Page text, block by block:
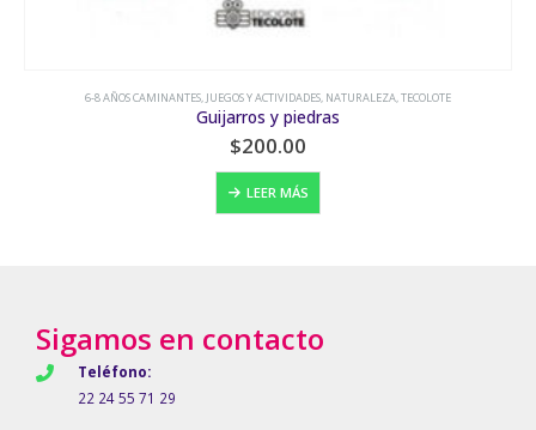
6-8 AÑOS CAMINANTES,JUEGOS Y ACTIVIDADES,NATURALEZA,TECOLOTE
Guijarros y piedras
Sigamos en contacto
Teléfono:
22 24 55 71 29